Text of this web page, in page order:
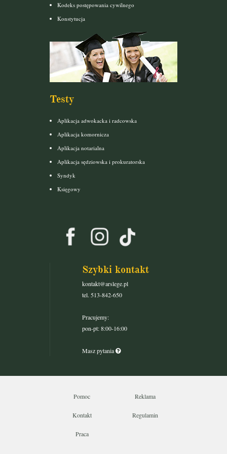
Kodeks postępowania cywilnego
Konstytucja
Testy
Aplikacja adwokacka i radcowska
Aplikacja komornicza
Aplikacja notarialna
Aplikacja sędziowska i prokuratorska
Syndyk
Księgowy
Szybki kontakt
kontakt@arslege.pl
tel. 513-842-650
Pracujemy:
pon-pt: 8:00-16:00
Masz pytania
Pomoc Reklama
Kontakt Regulamin
Praca